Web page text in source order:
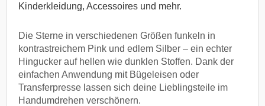
Kinderkleidung, Accessoires und mehr.
Die Sterne in verschiedenen Größen funkeln in
kontrastreichem Pink und edlem Silber – ein echter
Hingucker auf hellen wie dunklen Stoffen. Dank der
einfachen Anwendung mit Bügeleisen oder
Transferpresse lassen sich deine Lieblingsteile im
Handumdrehen verschönern.